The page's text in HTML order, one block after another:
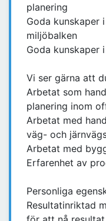
planering
Goda kunskaper
miljöbalken
Goda kunskaper
Vi ser gärna att
Arbetat som
planering inom
Arbetat med
väg- och
Arbetat med
Erfarenhet av
Personliga
Resultatinriktad